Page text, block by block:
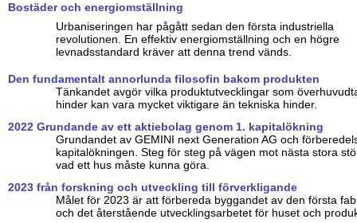
Bostäder och energiomställning
Urbaniseringen har pågått sedan den första industriella
revolutionen. En effektiv energiomställning och en högre
levnadsstandard kräver att denna trend vänds.
Den fundamentalt annorlunda filosofin bakom produkten
Tänkandet avgör vilka produktutvecklingar som
hinder kan vara mycket viktigare än tekniska hinder.
2022 Grundande av ett aktiebolag genom 1. kapitalökning
Grundandet av GEMINI next Generation AG och
kapitalökningen. Steg för steg på vägen mot nästa stora
vad ett hus måste kunna göra.
2023 från forskning och utveckling till förverkligande
Målet för 2023 är att förbereda byggandet av den första
och det återstående utvecklingsarbetet för huset och